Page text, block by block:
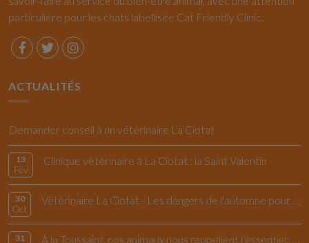
particulière pour les chats labellisée Cat Friendly Clinic.
ACTUALITÉS
Demander conseil à un vétérinaire La Ciotat
13
Fév
Clinique vétérinaire à La Ciotat : la Saint Valentin
30
Oct
Vétérinaire La Ciotat - Les dangers de l'automne pour le chiens et les chats
31 À la Toussaint, nos animaux nous rappellent l’essentiel: vivre l’instant présent